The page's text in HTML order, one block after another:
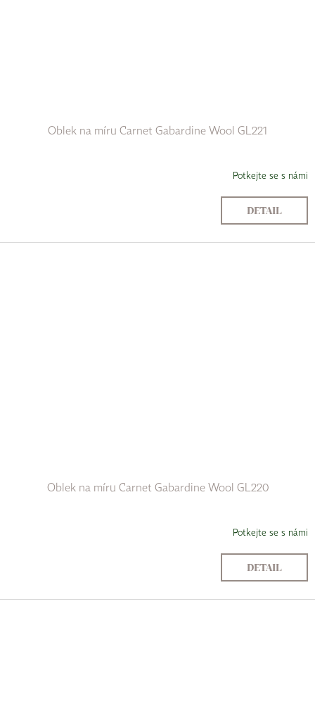
Oblek na míru Carnet Gabardine Wool GL221
Potkejte se s námi
DETAIL
Oblek na míru Carnet Gabardine Wool GL220
Potkejte se s námi
DETAIL